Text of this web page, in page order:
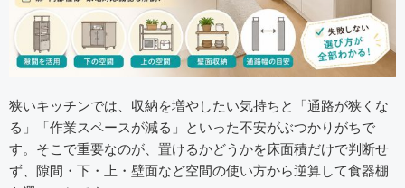
狭いキッチンでは、収納を増やしたい気持ちと「通路が狭くな
る」「作業スペースが減る」といった不安がぶつかりがちで
す。そこで重要なのが、置けるかどうかを床面積だけで判断せ
ず、隙間・下・上・壁面など空間の使い方から逆算して食器棚